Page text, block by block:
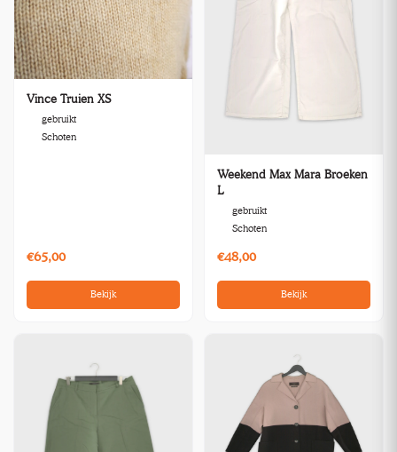
Vince Truien XS
gebruikt
Schoten
€65,00
Bekijk
Weekend Max Mara Broeken
L
gebruikt
Schoten
€48,00
Bekijk